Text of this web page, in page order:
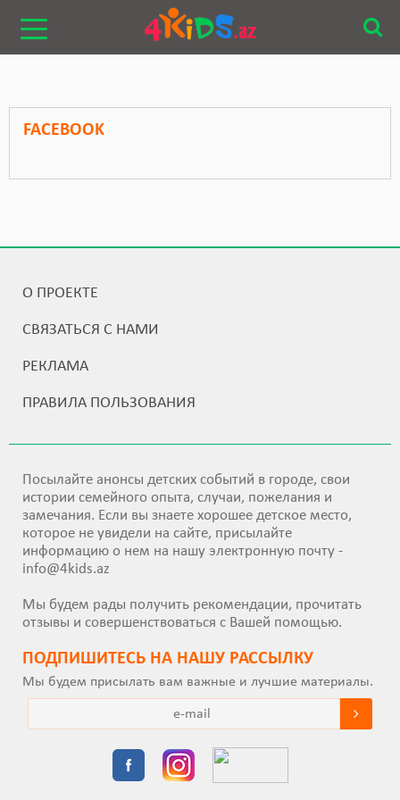
FACEBOOK
О ПРОЕКТЕ
СВЯЗАТЬСЯ С НАМИ
РЕКЛАМА
ПРАВИЛА ПОЛЬЗОВАНИЯ
Посылайте анонсы детских событий в городе, свои
истории семейного опыта, случаи, пожелания и
замечания. Если вы знаете хорошее детское место,
которое не увидели на сайте, присылайте
информацию о нем на нашу электронную почту -
info@4kids.az
Мы будем рады получить рекомендации, прочитать
отзывы и совершенствоваться с Вашей помощью.
ПОДПИШИТEСЬ НА НАШУ РАССЫЛКУ
Мы будем присылать вам важные и лучшие материалы.